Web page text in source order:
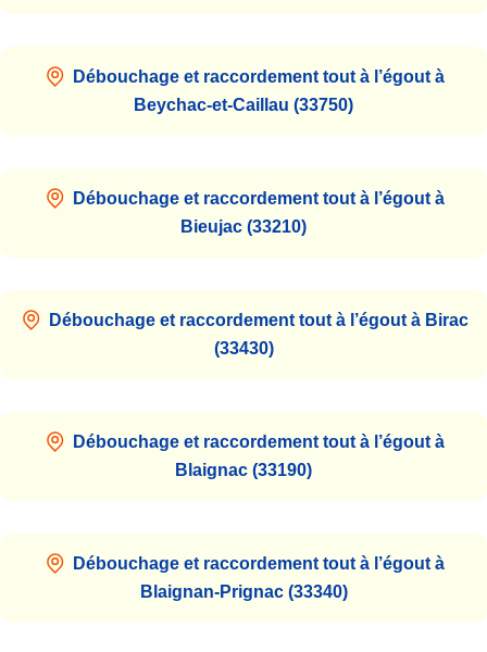
Débouchage et raccordement tout à l’égout à
Beychac-et-Caillau (33750)
Débouchage et raccordement tout à l’égout à
Bieujac (33210)
Débouchage et raccordement tout à l’égout à Birac
(33430)
Débouchage et raccordement tout à l’égout à
Blaignac (33190)
Débouchage et raccordement tout à l’égout à
Blaignan-Prignac (33340)